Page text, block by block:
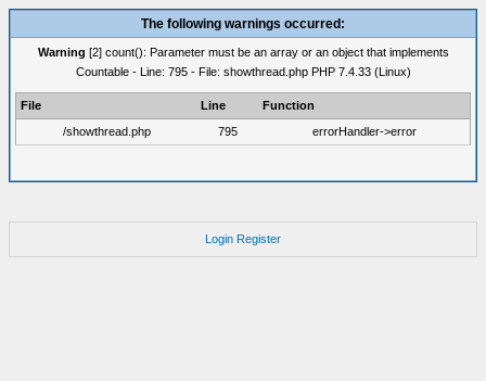
The following warnings occurred:
Warning [2] count(): Parameter must be an array or an object that implements
Countable - Line: 795 - File: showthread.php PHP 7.4.33 (Linux)
File Line
Function
/showthread.php
795 errorHandler->error
Login Register